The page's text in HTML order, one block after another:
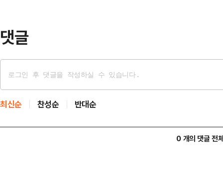
댓글
최신순 찬성순 반대순
0 개의 댓글 전